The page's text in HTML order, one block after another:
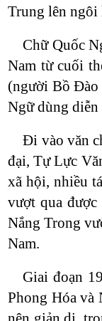
Trung lên ngôi
Chữ Quốc
Nam từ cuối
(người Bồ Đào
Ngữ dùng diễn
Đi vào văn
đại, Tự Lực
xã hội, nhiều
vượt qua
Nắng Trong
Nam.
Giai đoạn
Phong Hóa và